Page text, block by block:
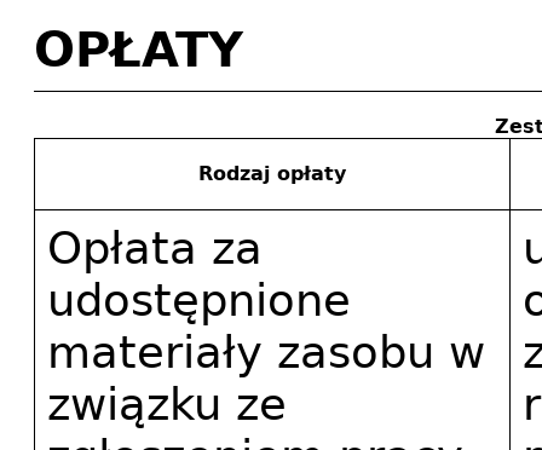
OPŁATY
Rodzaj opłaty
Opłata za
udostępnione
materiały zasobu w
związku ze